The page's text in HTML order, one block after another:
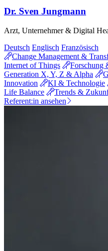
Dr. Sven Jungmann
Arzt, Unternehmer & Digital
Deutsch Englisch Französisch
Change Management &
Internet of Things
Forschung
Generation X, Y, Z & Alpha
Innovation
KI & Technologie
Life Balance
Trends &
Referent:in ansehen